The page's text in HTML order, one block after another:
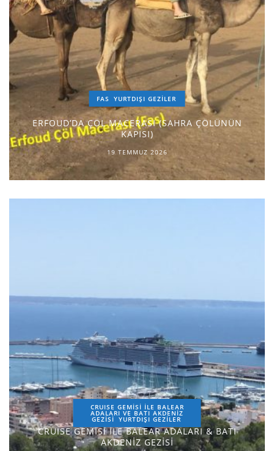
FAS YURTDIŞI GEZILER
ERFOUD’DA ÇÖL MACERASI (SAHRA ÇÖLÜNÜN
KAPISI)
19 TEMMUZ 2026
CRUISE GEMİSİ İLE BALEAR
ADALARI VE BATI AKDENİZ
GEZİSİ YURTDIŞI GEZILER
CRUISE GEMİSİ İLE BALEAR ADALARI & BATI
AKDENİZ GEZİSİ